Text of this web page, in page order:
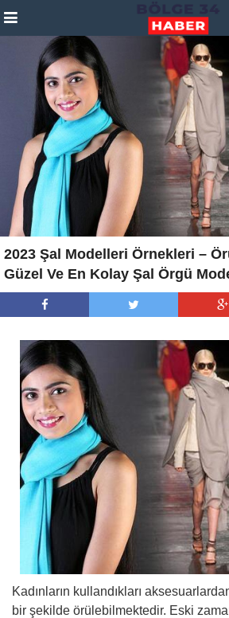
2023 Şal Modelleri Örnekleri –
Güzel Ve En Kolay Şal Örgü
Kadınların kullandıkları
bir şekilde örülebilmektedir. Eski